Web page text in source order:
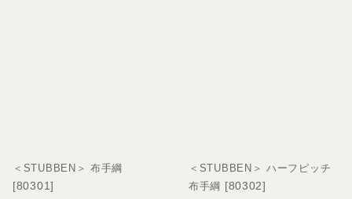
＜STUBBEN＞ 布手綱
[80301]
＜STUBBEN＞ ハーフピッチ
布手綱 [80302]